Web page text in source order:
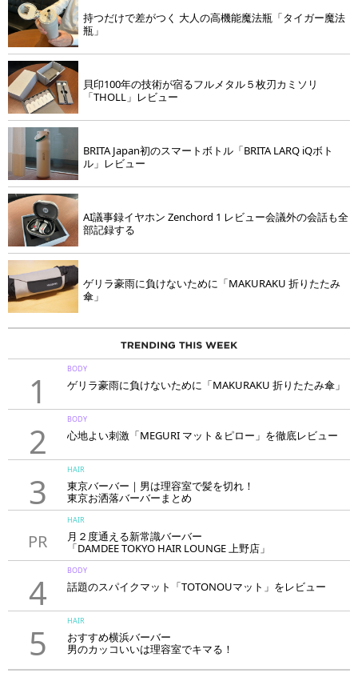
持つだけで差がつく 大人の高機能魔法瓶「タイガー魔法
瓶」
貝印100年の技術が宿るフルメタル５枚刃カミソリ
「THOLL」レビュー
BRITA Japan初のスマートボトル「BRITA LARQ iQボト
ル」レビュー
AI議事録イヤホン Zenchord 1 レビュー会議外の会話も全
部記録する
ゲリラ豪雨に負けないために「MAKURAKU 折りたたみ
傘」
1
BODY
ゲリラ豪雨に負けないために「MAKURAKU 折りたたみ傘」
2
BODY
心地よい刺激「MEGURI マット＆ピロー」を徹底レビュー
3
HAIR
東京バーバー｜男は理容室で髪を切れ！
東京お洒落バーバーまとめ
PR
HAIR
月２度通える新常識バーバー
「DAMDEE TOKYO HAIR LOUNGE 上野店」
4
BODY
話題のスパイクマット「TOTONOUマット」をレビュー
5
HAIR
おすすめ横浜バーバー
男のカッコいいは理容室でキマる！